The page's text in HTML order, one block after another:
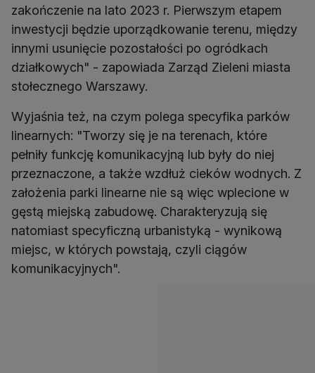
zakończenie na lato 2023 r. Pierwszym etapem
inwestycji będzie uporządkowanie terenu, między
innymi usunięcie pozostałości po ogródkach
działkowych" - zapowiada Zarząd Zieleni miasta
stołecznego Warszawy.
Wyjaśnia też, na czym polega specyfika parków
linearnych: "Tworzy się je na terenach, które
pełniły funkcję komunikacyjną lub były do niej
przeznaczone, a także wzdłuż cieków wodnych. Z
założenia parki linearne nie są więc wplecione w
gęstą miejską zabudowę. Charakteryzują się
natomiast specyficzną urbanistyką - wynikową
miejsc, w których powstają, czyli ciągów
komunikacyjnych".